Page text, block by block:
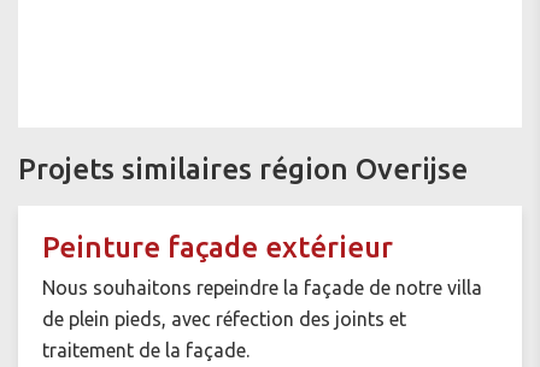
Projets similaires région Overijse
Peinture façade extérieur
Nous souhaitons repeindre la façade de notre villa
de plein pieds, avec réfection des joints et
traitement de la façade.